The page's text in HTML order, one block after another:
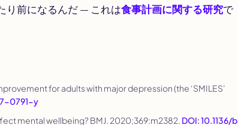
り前になるんだ — これは食事計画に関する研究で
for adults with major depression (the ‘SMILES’
0791-y
mental wellbeing?BMJ. 2020;369:m2382. DOI: 10.1136/b